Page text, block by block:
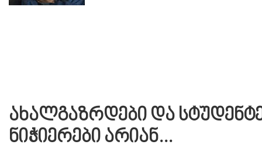
ახალგაზრდები და
ნიჭიერები არიან...